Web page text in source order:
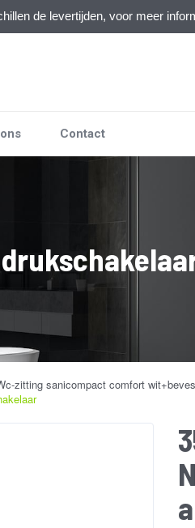
de levertijden, voor meer
Contact
zitting sanicompact comfort